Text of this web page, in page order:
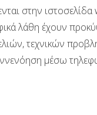
στην
λάθη έχουν
τεχνικών
μέσω